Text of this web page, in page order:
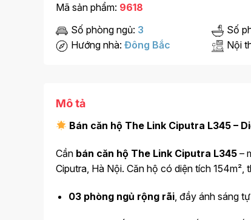
Mã sản phẩm: 9618
Số phòng ngủ: 3 Số
Hướng nhà: Đông Bắc Nội
Mô tả
Bán căn hộ The Link Ciputra L345 –
Cần bán căn hộ The Link Ciputra L345 –
Ciputra, Hà Nội. Căn hộ có diện tích 154m²,
03 phòng ngủ rộng rãi, đầy ánh sáng